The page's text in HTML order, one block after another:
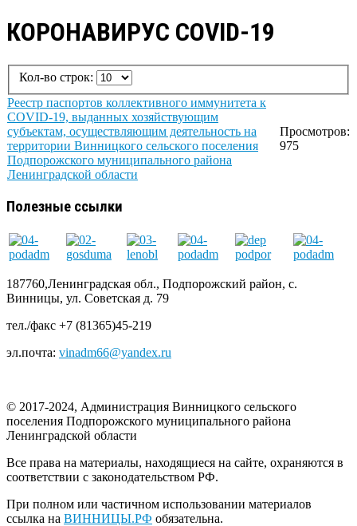
КОРОНАВИРУС COVID-19
Кол-во строк:
Реестр паспортов коллективного иммунитета к
COVID-19, выданных хозяйствующим
субъектам, осуществляющим деятельность на
территории Винницкого сельского поселения
Подпорожского муниципального района
Ленинградской области
Просмотров:
975
Полезные ссылки
187760,Ленинградская обл., Подпорожский район, с.
Винницы, ул. Советская д. 79
тел./факс +7 (81365)45-219
эл.почта: vinadm66@yandex.ru
© 2017-2024, Администрация Винницкого сельского
поселения Подпорожского муниципального района
Ленинградской области
Все права на материалы, находящиеся на сайте, охраняются в
соответствии с законодательством РФ.
При полном или частичном использовании материалов
ссылка на ВИННИЦЫ.РФ обязательна.